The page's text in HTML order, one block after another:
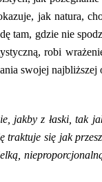
jak natura,
tam, gdzie nie
robi
swojej najbliższej
jakby z łaski, tak
traktuje się jak